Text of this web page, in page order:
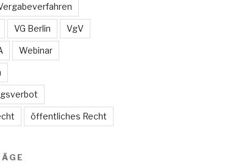
VG Berlin VgV
Webinar
öffentliches Recht